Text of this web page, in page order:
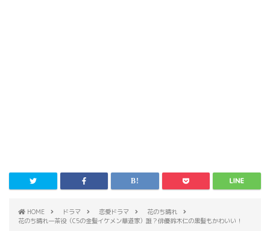
HOME ドラマ 恋愛ドラマ
花のち晴れ
花のち晴れ一茶役（C5の金髪イケメン華道家）誰？俳優鈴木仁の黒髪もかわいい！